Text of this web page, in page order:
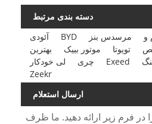
دسته بندی مرتبط
آئودی
BYD مرسدس بنز و
بهترین
موتور بییک تویوتا
لی خودکار
چری Exeed
Zeekr
ارسال استعلام
فرم زیر ارائه دهید. ما ظرف